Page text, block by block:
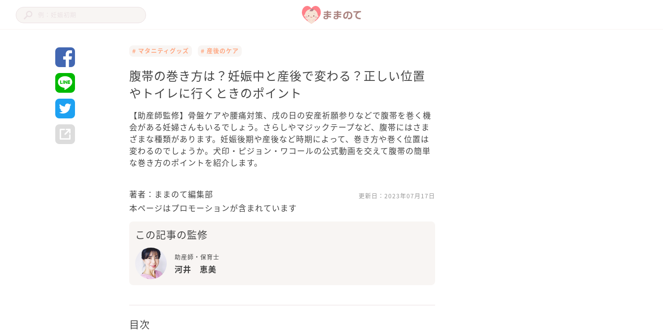
# マタニティグッズ # 産後のケア
腹帯の巻き方は？妊娠中と産後で変わる？正しい位置
やトイレに行くときのポイント
【助産師監修】骨盤ケアや腰痛対策、戌の日の安産祈願参りなどで腹帯を巻く機
会がある妊婦さんもいるでしょう。さらしやマジックテープなど、腹帯にはさま
ざまな種類があります。妊娠後期や産後など時期によって、巻き方や巻く位置は
変わるのでしょうか。犬印・ピジョン・ワコールの公式動画を交えて腹帯の簡単
な巻き方のポイントを紹介します。
著者：ままのて編集部 更新日： 2023年07月17日
本ページはプロモーションが含まれています
この記事の監修
助産師・保育士
河井 恵美
目次